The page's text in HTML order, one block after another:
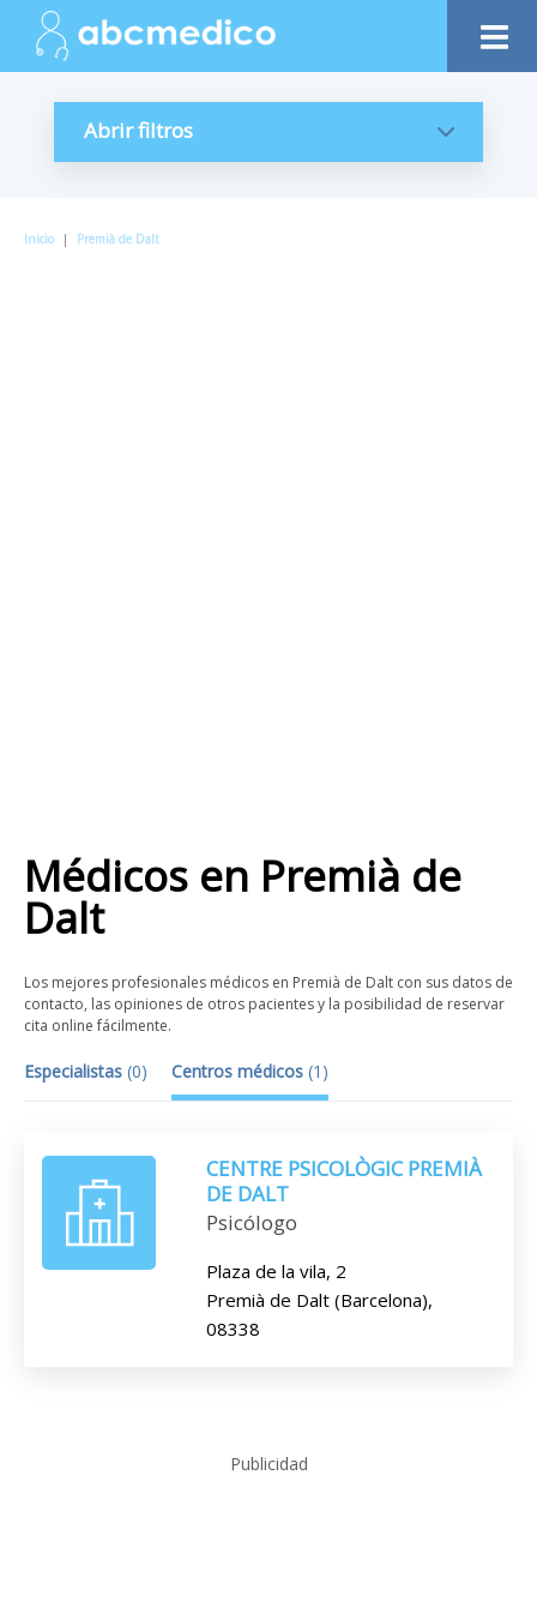
Abrir filtros
Inicio | Premià de Dalt
Médicos en Premià de
Dalt
Los mejores profesionales médicos en Premià de Dalt con sus datos de
contacto, las opiniones de otros pacientes y la posibilidad de reservar
cita online fácilmente.
Especialistas (0) Centros médicos (1 )
CENTRE PSICOLÒGIC PREMIÀ
DE DALT
Psicólogo
Plaza de la vila, 2
Premià de Dalt (Barcelona),
08338
Publicidad